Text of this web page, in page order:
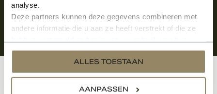
analyse.
Deze partners kunnen deze gegevens combineren met
andere informatie die u aan ze heeft verstrekt of die ze
services.
ALLES TOESTAAN
AANPASSEN